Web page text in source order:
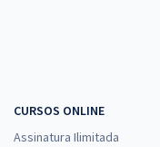
CURSOS ONLINE
Assinatura Ilimitada